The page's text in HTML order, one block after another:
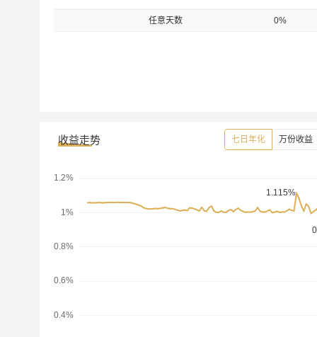
任意天数 0%
收益走势 七日年化 万份收益